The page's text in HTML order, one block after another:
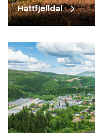
Hattfjelldal